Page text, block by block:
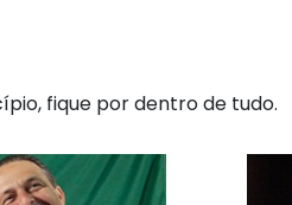
fique por dentro de tudo.